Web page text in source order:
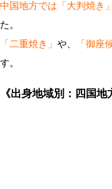
中国地方では「大判焼き
た。
「二重焼き」 や、 「御座
す。
《出身地域別：四国地